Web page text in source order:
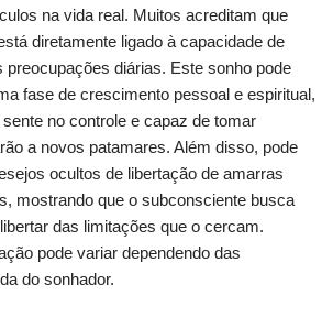
na vida real. Muitos acreditam que
diretamente ligado à capacidade de
preocupações diárias. Este sonho pode
fase de crescimento pessoal e espiritual,
no controle e capaz de tomar
a novos patamares. Além disso, pode
ocultos de libertação de amarras
mostrando que o subconsciente busca
das limitações que o cercam.
pode variar dependendo das
do sonhador.